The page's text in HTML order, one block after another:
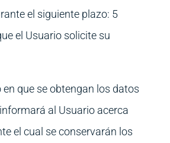
el siguiente plazo: 5
el Usuario solicite su
en que se obtengan los datos
al Usuario acerca
el cual se conservarán los